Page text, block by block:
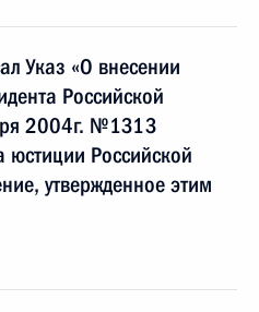
Указ «О внесении
Российской
2004г. №1313
юстиции Российской
утвержденное этим